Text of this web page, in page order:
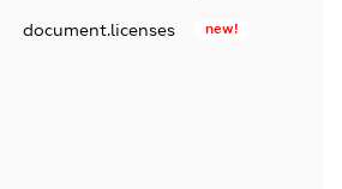
document.licenses new!